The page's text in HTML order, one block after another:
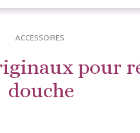
ACCESSOIRES
pour
douche